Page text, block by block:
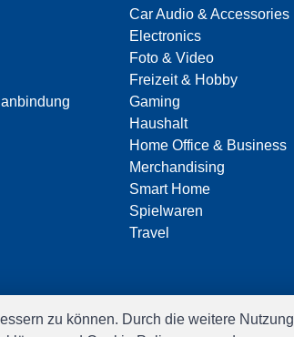
Car Audio & Accessories
Electronics
Foto & Video
Freizeit & Hobby
Gaming
Haushalt
Home Office & Business
Merchandising
Smart Home
Spielwaren
Travel
zu können. Durch die weitere Nutzung